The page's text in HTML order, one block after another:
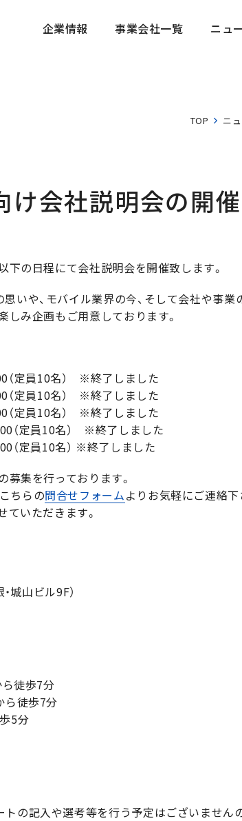
企業情報
事業会社一覧
ニュ
TOP ニ
会社説明会の開
下の日程にて会社説明会を開催致します。
いや、モバイル業界の今、そして会社や事
しみ企画もご用意しております。
（定員10名） ※終了しました
（定員10名） ※終了しました
（定員10名） ※終了しました
（定員10名） ※終了しました
（定員10名） ※終了しました
集を行っております。
ちらの問合せフォームよりお気軽にご連絡下
いただきます。
山ビル9F）
徒歩7分
徒歩7分
5分
の記入や選考等を行う予定はございません